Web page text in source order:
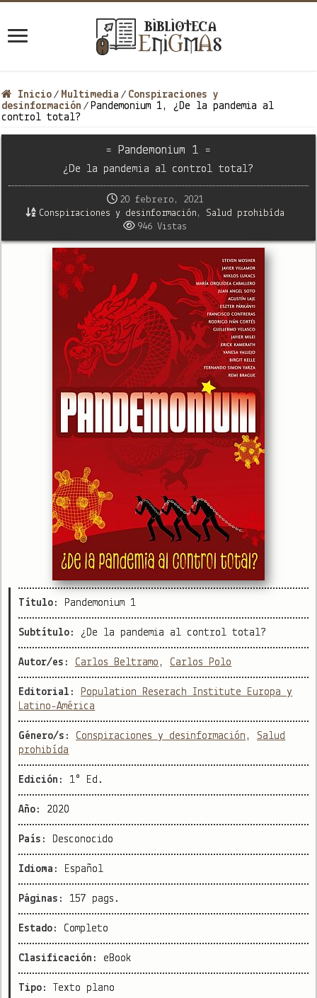
Inicio / Multimedia / Conspiraciones y
desinformación / Pandemonium 1, ¿De la pandemia al
control total?
= Pandemonium 1 =
¿De la pandemia al control total?
20 febrero, 2021
Conspiraciones y desinformación , Salud prohibída
946 Vistas
Título: Pandemonium 1
Subtítulo: ¿De la pandemia al control total?
Autor/es: Carlos Beltramo , Carlos Polo
Editorial:
Population Reserach Institute Europa y
Latino-América
Género/s: Conspiraciones y desinformación , Salud
prohibída
Edición: 1° Ed.
Año: 2020
País: Desconocido
Idioma: Español
Páginas: 157 pags.
Estado: Completo
Clasificación: eBook
Tipo: Texto plano